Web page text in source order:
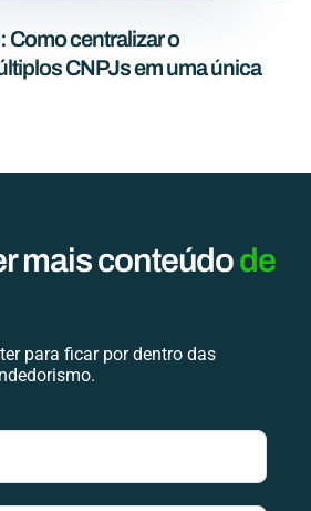
Como centralizar o
CNPJs em uma única
mais conteúdode
para ficar por dentro das